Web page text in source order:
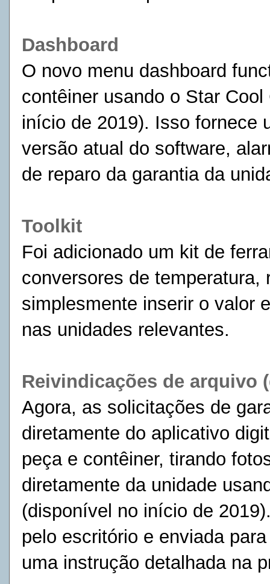
Dashboard
O novo menu dashboard
contêiner usando o Star
início de 2019). Isso fornece
versão atual do software,
de reparo da garantia da
Toolkit
Foi adicionado um kit de
conversores de
simplesmente inserir o valor
nas unidades relevantes.
Reivindicações de arquivo
Agora, as solicitações de
diretamente do aplicativo
peça e contêiner, tirando
diretamente da unidade
(disponível no início de
pelo escritório e enviada
uma instrução detalhada na